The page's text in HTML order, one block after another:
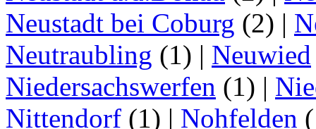
Neustadt bei Coburg (2) |
Neutraubling (1) | Neuwied
Niedersachswerfen (1) |
Nittendorf (1) | Nohfelden